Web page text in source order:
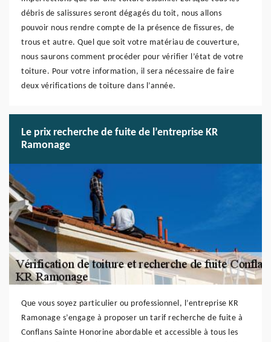
débris de salissures seront dégagés du toit, nous allons
pouvoir nous rendre compte de la présence de fissures, de
trous et autre. Quel que soit votre matériau de couverture,
nous saurons comment procéder pour vérifier l’état de votre
toiture. Pour votre information, il sera nécessaire de faire
deux vérifications de toiture dans l’année.
Le prix recherche de fuite de l’entreprise KR
Ramonage
Que vous soyez particulier ou professionnel, l’entreprise KR
Ramonage s’engage à proposer un tarif recherche de fuite à
Conflans Sainte Honorine abordable et accessible à tous les